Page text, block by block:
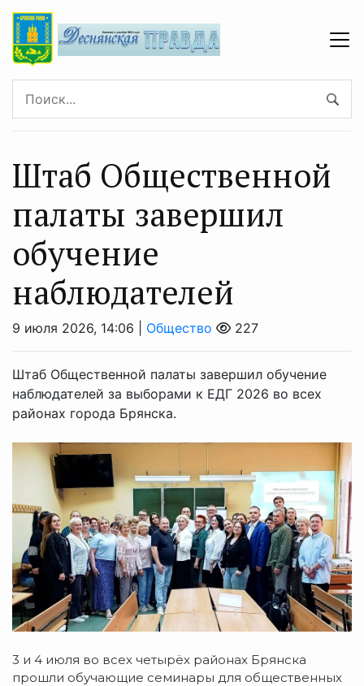
Штаб Общественной
палаты завершил
обучение
наблюдателей
9 июля 2026, 14:06 | Общество 227
Штаб Общественной палаты завершил обучение
наблюдателей за выборами к ЕДГ 2026 во всех
районах города Брянска.
3 и 4 июля во всех четырёх районах Брянска
прошли обучающие семинары для общественных